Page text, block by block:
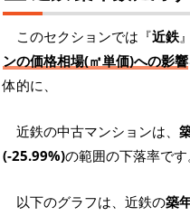
このセクションでは『近鉄
ンの価格相場(㎡単価)への影響
体的に、
近鉄の中古マンションは、
(-25.99%)の範囲の下落率です
以下のグラフは、近鉄の築